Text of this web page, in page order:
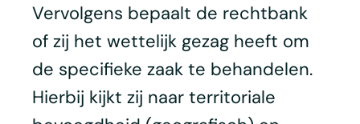
Vervolgens bepaalt de rechtbank
of zij het wettelijk gezag heeft om
de specifieke zaak te behandelen.
Hierbij kijkt zij naar territoriale